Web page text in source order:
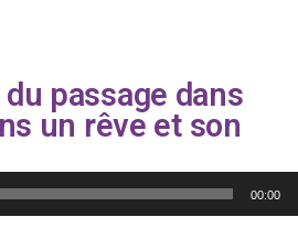
passage dans
un rêve et son
00:00